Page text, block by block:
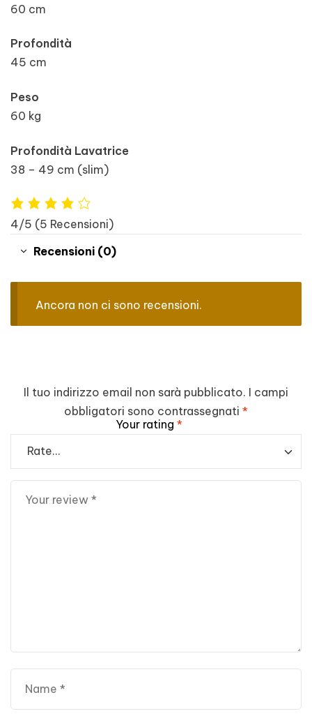
60 cm
Profondità
45 cm
Peso
60 kg
Profondità Lavatrice
38 – 49 cm (slim)
4/5 (5 Recensioni)
Recensioni (0)
Ancora non ci sono recensioni.
Il tuo indirizzo email non sarà pubblicato. I campi
obbligatori sono contrassegnati *
Your rating *